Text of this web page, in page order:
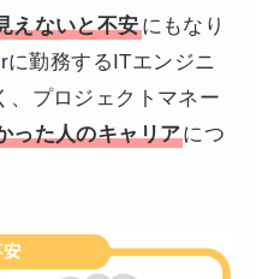
えないと不安にもなり
に勤務するITエンジニ
、プロジェクトマネー
った人のキャリアにつ